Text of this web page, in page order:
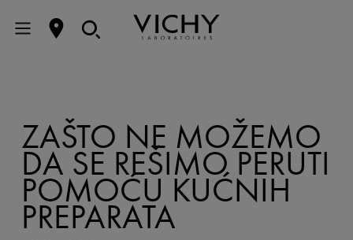
ZAŠTO NE MOŽEMO
DA SE REŠIMO PERUTI
POMOĆU KUĆNIH
PREPARATA